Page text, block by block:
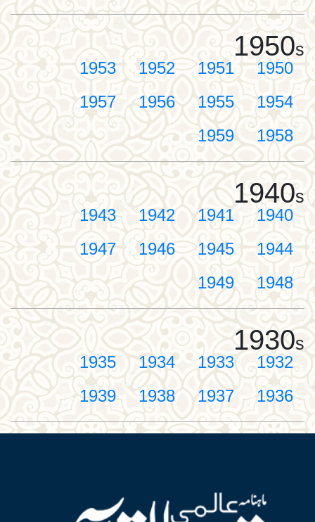
1950s
1950
1951
1952
1953
1954
1955
1956
1957
1958
1959
1940s
1940
1941
1942
1943
1944
1945
1946
1947
1948
1949
1930s
1932
1933
1934
1935
1936
1937
1938
1939